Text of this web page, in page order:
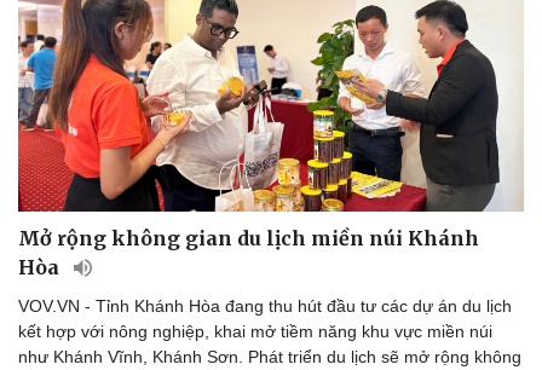
Mở rộng không gian du lịch miền núi Khánh
Hòa
VOV.VN - Tỉnh Khánh Hòa đang thu hút đầu tư các dự án du lịch
kết hợp với nông nghiệp, khai mở tiềm năng khu vực miền núi
như Khánh Vĩnh, Khánh Sơn. Phát triển du lịch sẽ mở rộng không